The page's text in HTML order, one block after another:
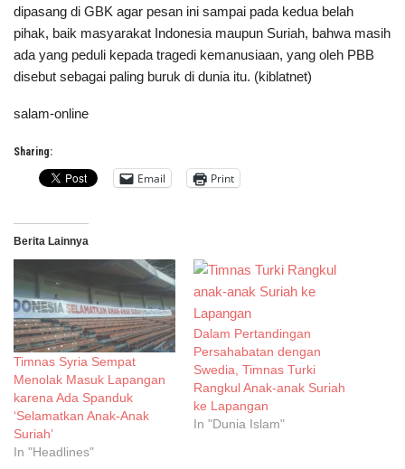
dipasang di GBK agar pesan ini sampai pada kedua belah
pihak, baik masyarakat Indonesia maupun Suriah, bahwa masih
ada yang peduli kepada tragedi kemanusiaan, yang oleh PBB
disebut sebagai paling buruk di dunia itu. (kiblatnet)
salam-online
Sharing:
Email Print
Berita Lainnya
Timnas Syria Sempat
Menolak Masuk Lapangan
karena Ada Spanduk
‘Selamatkan Anak-Anak
Suriah’
In "Headlines"
Dalam Pertandingan
Persahabatan dengan
Swedia, Timnas Turki
Rangkul Anak-anak Suriah
ke Lapangan
In "Dunia Islam"